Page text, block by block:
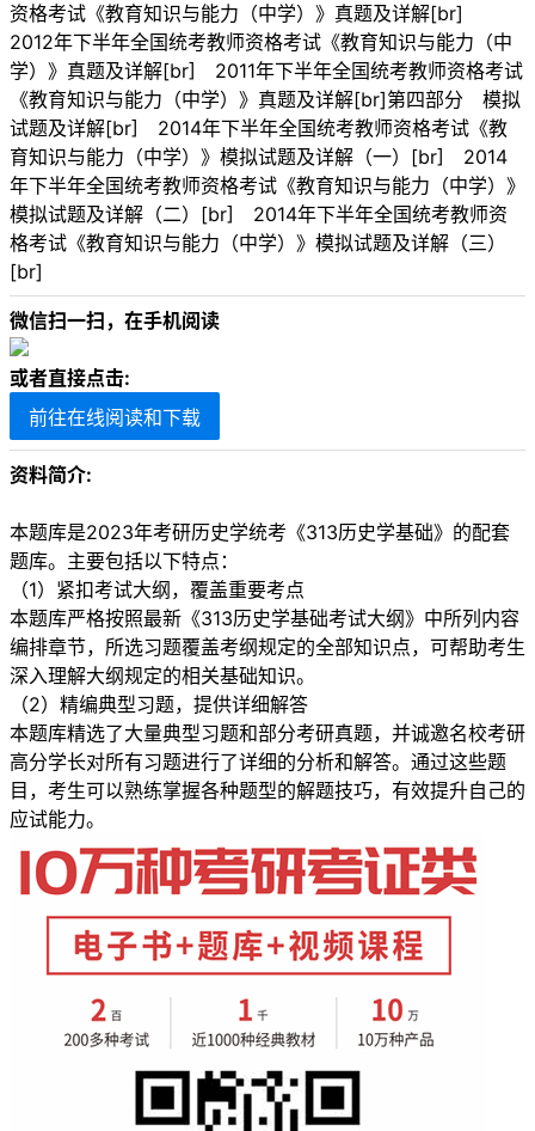
资格考试《教育知识与能力（中学）》真题及详解[br]
2012年下半年全国统考教师资格考试《教育知识与能力（中
学）》真题及详解[br] 2011年下半年全国统考教师资格考试
《教育知识与能力（中学）》真题及详解[br]第四部分 模拟
试题及详解[br] 2014年下半年全国统考教师资格考试《教
育知识与能力（中学）》模拟试题及详解（一）[br] 2014
年下半年全国统考教师资格考试《教育知识与能力（中学）》
模拟试题及详解（二）[br] 2014年下半年全国统考教师资
格考试《教育知识与能力（中学）》模拟试题及详解（三）
[br]
微信扫一扫，在手机阅读
或者直接点击:
前往在线阅读和下载
资料简介:
本题库是2023年考研历史学统考《313历史学基础》的配套
题库。主要包括以下特点：
（1）紧扣考试大纲，覆盖重要考点
本题库严格按照最新《313历史学基础考试大纲》中所列内容
编排章节，所选习题覆盖考纲规定的全部知识点，可帮助考生
深入理解大纲规定的相关基础知识。
（2）精编典型习题，提供详细解答
本题库精选了大量典型习题和部分考研真题，并诚邀名校考研
高分学长对所有习题进行了详细的分析和解答。通过这些题
目，考生可以熟练掌握各种题型的解题技巧，有效提升自己的
应试能力。